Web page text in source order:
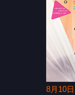
8月10